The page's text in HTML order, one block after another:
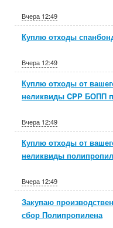
Вчера 12:49
Куплю отходы
Вчера 12:49
Куплю отходы от
неликвиды CPP БОПП
Вчера 12:49
Куплю отходы от
неликвиды
Вчера 12:49
Закупаю
сбор Полипропилена